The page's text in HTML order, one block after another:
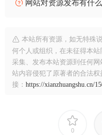
网站对资源发布有什
本站所有资源，如无特殊
何个人或组织，在未征得本站
采集、发布本站资源到任何
站内容侵犯了原著者的合法
接： https://xianzhuangshu.cn/
0